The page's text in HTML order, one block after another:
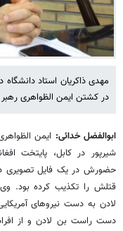
مهدی ذاکریان استاد دانشگاه
در کشتن ایمن الظواهری رهبر
ابوالفضل خدائی: ایمن
شیرپور در کابل، پایتخت
حضورش در یک فایل تصویری
قتلش را تکذیب کرده بود.
دست راست بن لادن و از افراد